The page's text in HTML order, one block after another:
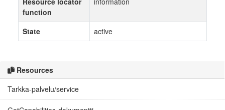
Resources
Tarkka-palvelu/service
function
State active